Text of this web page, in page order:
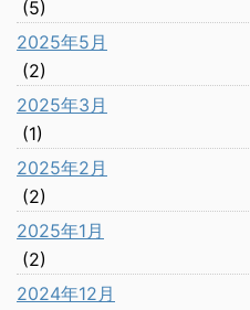
(5)
2025年5月
(2)
2025年3月
(1)
2025年2月
(2)
2025年1月
(2)
2024年12月